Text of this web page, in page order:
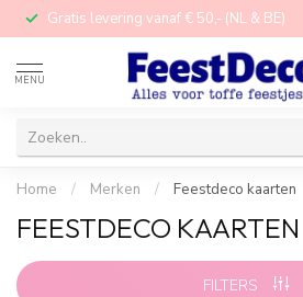
Gratis levering vanaf € 50,- (NL & BE)
MENU
Home / Merken / Feestdeco kaarten
FEESTDECO KAARTEN
FILTERS